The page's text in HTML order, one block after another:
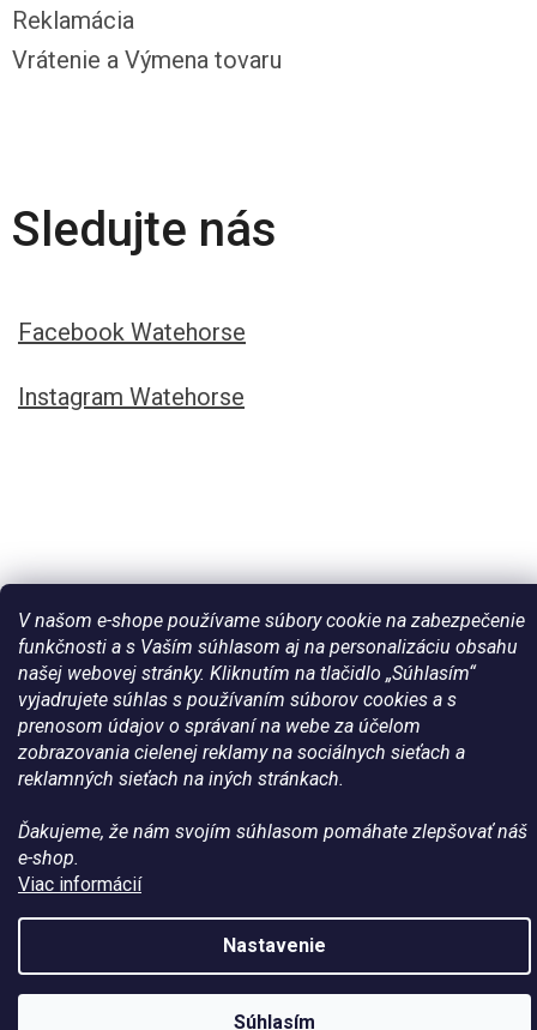
V našom e-shope používame súbory cookie na zabezpečenie
funkčnosti a s Vaším súhlasom aj na personalizáciu obsahu
našej webovej stránky. Kliknutím na tlačidlo „Súhlasím“
vyjadrujete súhlas s používaním súborov cookies a s
prenosom údajov o správaní na webe za účelom
zobrazovania cielenej reklamy na sociálnych sieťach a
reklamných sieťach na iných stránkach.
Ďakujeme, že nám svojím súhlasom pomáhate zlepšovať náš
e-shop.
Viac informácií
Nastavenie
Súhlasím
Reklamácia
Vrátenie a Výmena tovaru
Sledujte nás
Facebook Watehorse
Instagram Watehorse
Copyright 2026Všetko pre vaše kone - WateHorse.sk. Všetky
práva vyhradené.